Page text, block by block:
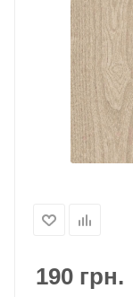
190 грн.